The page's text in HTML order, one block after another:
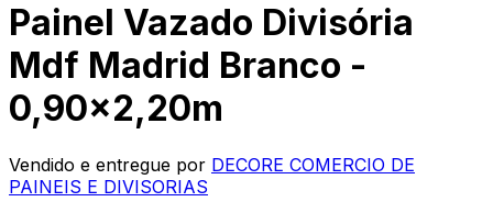
Painel Vazado Divisória
Mdf Madrid Branco -
0,90x2,20m
Vendido e entregue por DECORE COMERCIO DE
PAINEIS E DIVISORIAS